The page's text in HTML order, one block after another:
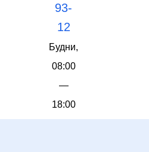
93-
12
Будни,
08:00
—
18:00